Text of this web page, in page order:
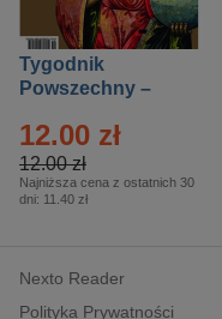
Tygodnik
Powszechny –
12.00 zł
12.00 zł
Najniższa cena z ostatnich 30
dni: 11.40 zł
Nexto Reader
Polityka Prywatności